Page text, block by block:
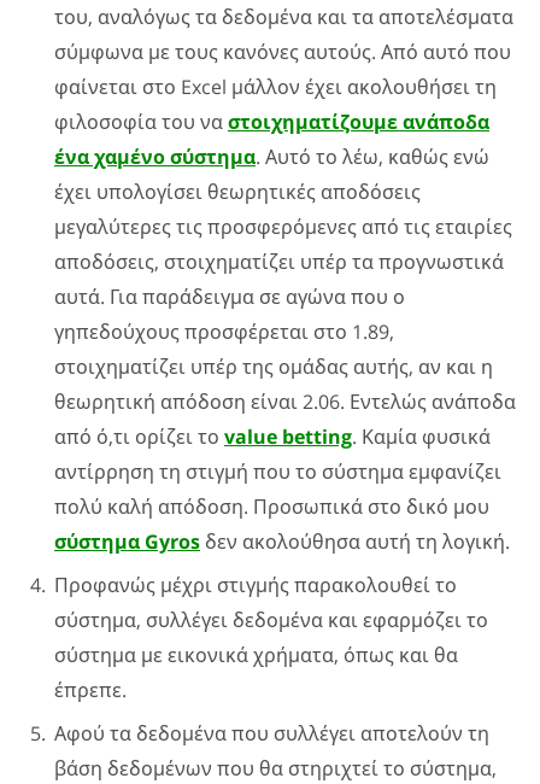
του, αναλόγως τα δεδομένα και τα αποτελέσματα
σύμφωνα με τους κανόνες αυτούς. Από αυτό που
φαίνεται στο Excel μάλλον έχει ακολουθήσει τη
φιλοσοφία του ναστοιχηματίζουμε ανάποδα
ένα χαμένο σύστημα. Αυτό το λέω, καθώς ενώ
έχει υπολογίσει θεωρητικές αποδόσεις
μεγαλύτερες τις προσφερόμενες από τις εταιρίες
αποδόσεις, στοιχηματίζει υπέρ τα προγνωστικά
αυτά. Για παράδειγμα σε αγώνα που ο
γηπεδούχους προσφέρεται στο 1.89,
στοιχηματίζει υπέρ της ομάδας αυτής, αν και η
θεωρητική απόδοση είναι 2.06. Εντελώς ανάποδα
από ό,τι ορίζει το value betting. Καμία φυσικά
αντίρρηση τη στιγμή που το σύστημα εμφανίζει
πολύ καλή απόδοση. Προσωπικά στο δικό μου
σύστημα Gyros δεν ακολούθησα αυτή τη λογική.
Προφανώς μέχρι στιγμής παρακολουθεί το
σύστημα, συλλέγει δεδομένα και εφαρμόζει το
σύστημα με εικονικά χρήματα, όπως και θα
έπρεπε.
Αφού τα δεδομένα που συλλέγει αποτελούν τη
βάση δεδομένων που θα στηριχτεί το σύστημα,